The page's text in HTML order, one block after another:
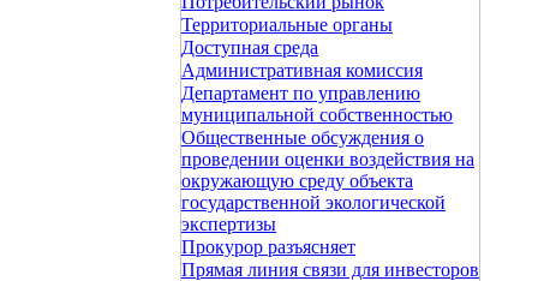
Территориальные органы
Доступная среда
Административная комиссия
Департамент по управлению
муниципальной собственностью
Общественные обсуждения о
проведении оценки воздействия на
окружающую среду объекта
государственной экологической
экспертизы
Прокурор разъясняет
Прямая линия связи для инвесторов